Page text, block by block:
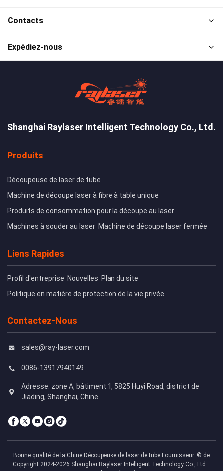
Contacts
Expédiez-nous
Shanghai Raylaser Intelligent Technology Co., Ltd.
Produits
Découpeuse de laser de tube
Machine de découpe laser à fibre à table unique
Produits de consommation pour la découpe au laser
Machines à souder au laser Machine de découpe laser fermée
Liens Rapides
Profil d'entreprise Nouvelles Plan du site
Politique en matière de protection de la vie privée
Contactez-Nous
sales@ray-laser.com
0086-13917940149
Adresse: zone A, bâtiment 1, 5825 Huyi Road, district de
Jiading, Shanghai, Chine
Bonne qualité de la Chine Découpeuse de laser de tube Fournisseur. © de
Copyright 2024-2026 Shanghai Raylaser Intelligent Technology Co., Ltd. .